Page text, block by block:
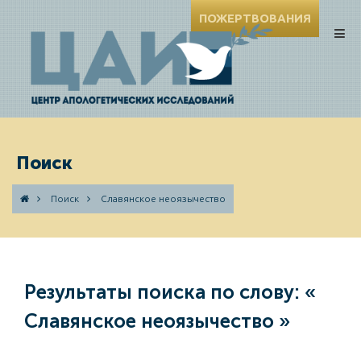
ПОЖЕРТВОВАНИЯ
Поиск
Поиск Славянское неоязычество
Результаты поиска по слову: «
Славянское неоязычество »